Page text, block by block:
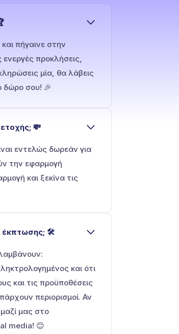
πήγαινε στην
ενεργές προκλήσεις,
μία, θα λάβεις
δώρο σου! 🎉
💸
εντελώς δωρεάν για
την εφαρμογή
και ξεκίνα τις
έκπτωσης; 🛠️
και ότι
και τις προϋποθέσεις
περιορισμοί. Αν
μας στο
media! 😊